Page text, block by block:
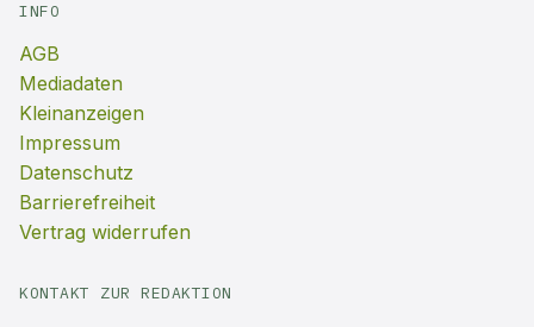
INFO
AGB
Mediadaten
Kleinanzeigen
Impressum
Datenschutz
Barrierefreiheit
Vertrag widerrufen
KONTAKT ZUR REDAKTION